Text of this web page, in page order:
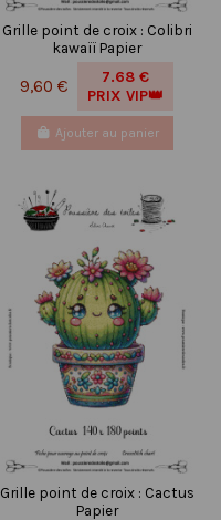
Grille point de croix : Colibri
kawaïï Papier
9,60 €
7.68 €
PRIX VIP👑
Ajouter au panier
Grille point de croix : Cactus
Papier